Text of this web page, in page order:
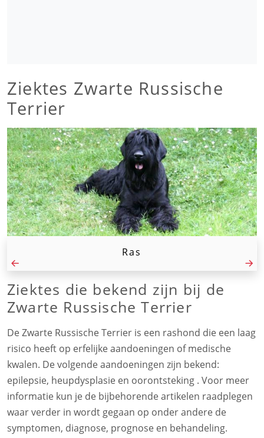
Ziektes Zwarte Russische
Terrier
Ras
Ziektes die bekend zijn bij de
Zwarte Russische Terrier
De Zwarte Russische Terrier is een rashond die een laag
risico heeft op erfelijke aandoeningen of medische
kwalen. De volgende aandoeningen zijn bekend:
epilepsie, heupdysplasie en oorontsteking . Voor meer
informatie kun je de bijbehorende artikelen raadplegen
waar verder in wordt gegaan op onder andere de
symptomen, diagnose, prognose en behandeling.